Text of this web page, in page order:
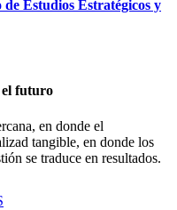
Estudios Estratégicos y
el futuro
en donde el
tangible, en donde los
se traduce en resultados.